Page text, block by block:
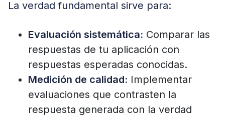
La verdad fundamental sirve para:
Evaluación sistemática: Comparar las
respuestas de tu aplicación con
respuestas esperadas conocidas.
Medición de calidad: Implementar
evaluaciones que contrasten la
respuesta generada con la verdad